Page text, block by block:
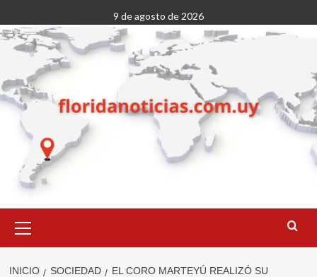
al
contenido
9 de agosto de 2026
primario
INICIO SOCIEDAD
EL CORO MARTEYÚ REALIZÓ SU